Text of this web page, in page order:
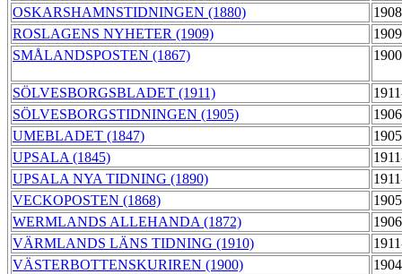
OSKARSHAMNSTIDNINGEN (1880)
ROSLAGENS NYHETER (1909)
SMÅLANDSPOSTEN (1867)
SÖLVESBORGSBLADET (1911)
SÖLVESBORGSTIDNINGEN (1905)
UMEBLADET (1847)
UPSALA (1845)
UPSALA NYA TIDNING (1890)
VECKOPOSTEN (1868)
WERMLANDS ALLEHANDA (1872)
VÄRMLANDS LÄNS TIDNING (1910)
VÄSTERBOTTENSKURIREN (1900)